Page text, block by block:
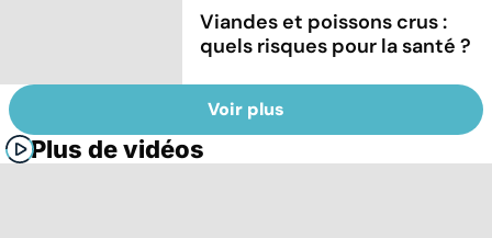
Viandes et poissons crus :
quels risques pour la santé ?
Voir plus
Plus de vidéos